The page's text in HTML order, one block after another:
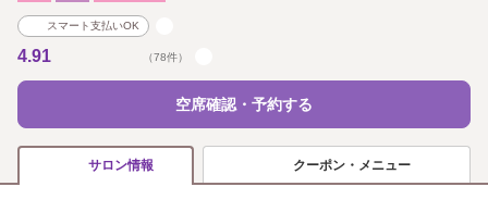
スマート支払いOK
4.91 （78件）
空席確認・予約する
サロン情報 クーポン・メニュー